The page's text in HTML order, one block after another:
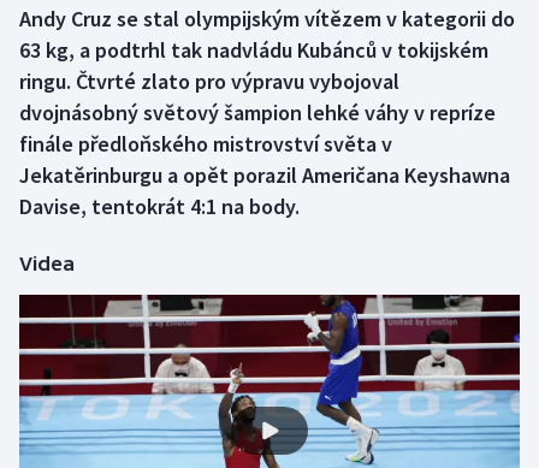
Boby a skeleton
Box
Curling
Dostihy
Florbal
Futsal
Golf
Gymnastika
AZ kvíz
Andy Cruz se stal olympijským vítězem v kategorii do
63 kg, a podtrhl tak nadvládu Kubánců v tokijském
ringu. Čtvrté zlato pro výpravu vybojoval
dvojnásobný světový šampion lehké váhy v repríze
finále předloňského mistrovství světa v
Jekatěrinburgu a opět porazil Američana Keyshawna
Davise, tentokrát 4:1 na body.
Videa